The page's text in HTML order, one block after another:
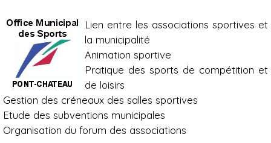
PrésentationLien entre les associations sportives et
la municipalité
Animation sportive
Pratique des sports de compétition et
de loisirs
Gestion des créneaux des salles sportives
Etude des subventions municipales
Organisation du forum des associations